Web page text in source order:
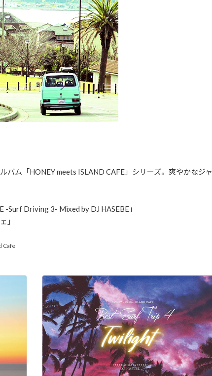
ム「HONEY meets ISLAND CAFE」シリーズ。爽やかなジャ
Surf Driving 3- Mixed by DJ HASEBE」
」
Cafe